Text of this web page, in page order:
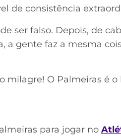
de consistência
ser falso. Depois, de
a gente faz a mesma
milagre! O Palmeiras é o
para jogar no